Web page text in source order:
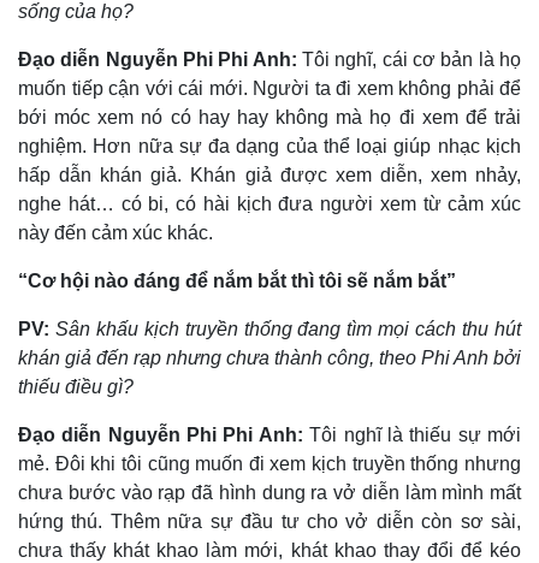
sống của họ?
Đạo diễn Nguyễn Phi Phi Anh: Tôi nghĩ, cái cơ bản là họ
muốn tiếp cận với cái mới. Người ta đi xem không phải để
bới móc xem nó có hay hay không mà họ đi xem để trải
nghiệm. Hơn nữa sự đa dạng của thể loại giúp nhạc kịch
hấp dẫn khán giả. Khán giả được xem diễn, xem nhảy,
nghe hát… có bi, có hài kịch đưa người xem từ cảm xúc
này đến cảm xúc khác.
“Cơ hội nào đáng để nắm bắt thì tôi sẽ nắm bắt”
PV: Sân khấu kịch truyền thống đang tìm mọi cách thu hút
khán giả đến rạp nhưng chưa thành công, theo Phi Anh bởi
thiếu điều gì?
Đạo diễn Nguyễn Phi Phi Anh:Tôi nghĩ là thiếu sự mới
mẻ. Đôi khi tôi cũng muốn đi xem kịch truyền thống nhưng
chưa bước vào rạp đã hình dung ra vở diễn làm mình mất
hứng thú. Thêm nữa sự đầu tư cho vở diễn còn sơ sài,
chưa thấy khát khao làm mới, khát khao thay đổi để kéo